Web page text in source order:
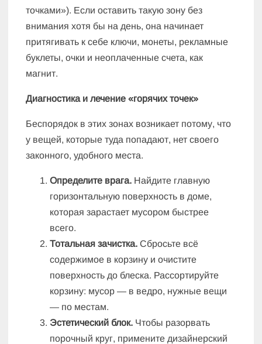
точками»). Если оставить такую зону без
внимания хотя бы на день, она начинает
притягивать к себе ключи, монеты, рекламные
буклеты, очки и неоплаченные счета, как
магнит.
Диагностика и лечение «горячих точек»
Беспорядок в этих зонах возникает потому, что
у вещей, которые туда попадают, нет своего
законного, удобного места.
Определите врага. Найдите главную
горизонтальную поверхность в доме,
которая зарастает мусором быстрее
всего.
Тотальная зачистка. Сбросьте всё
содержимое в корзину и очистите
поверхность до блеска. Рассортируйте
корзину: мусор — в ведро, нужные вещи
— по местам.
Эстетический блок. Чтобы разорвать
порочный круг, примените дизайнерский